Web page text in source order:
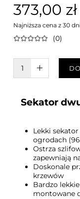
373,00 zł
Najniższa cena z 30
(0)
W
Sekator
Lekki
ogrodach
Ostrza
zapewniają
Doskonale
krzewów
Bardzo
montowane